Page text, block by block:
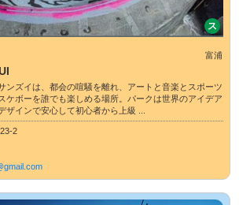
ス
富浦
ンズイは、都会の喧騒を離れ、アートと音楽とスポーツ
ケボーを誰でも楽しめる場所。パークは世界のアイデア
ザインで安心して初心者から上級 ...
2